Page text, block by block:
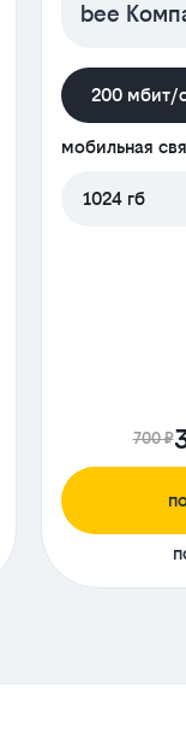
bee
200 мбит/
мобильная
1024 гб
700 ₽